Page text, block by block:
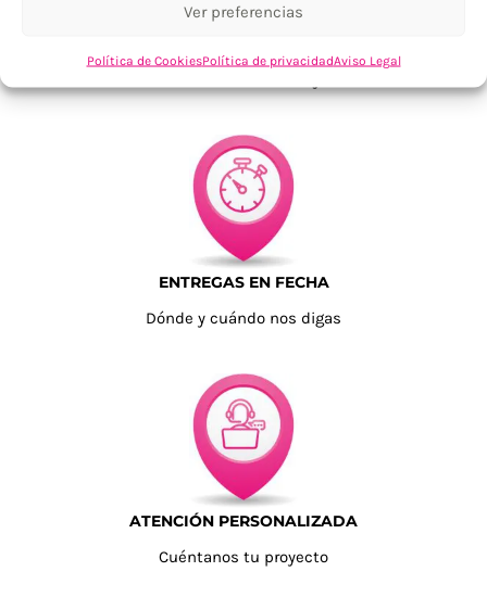
Ver preferencias
Política de CookiesPolítica de privacidadAviso Legal
ENTREGAS EN FECHA
Dónde y cuándo nos digas
ATENCIÓN PERSONALIZADA
Cuéntanos tu proyecto